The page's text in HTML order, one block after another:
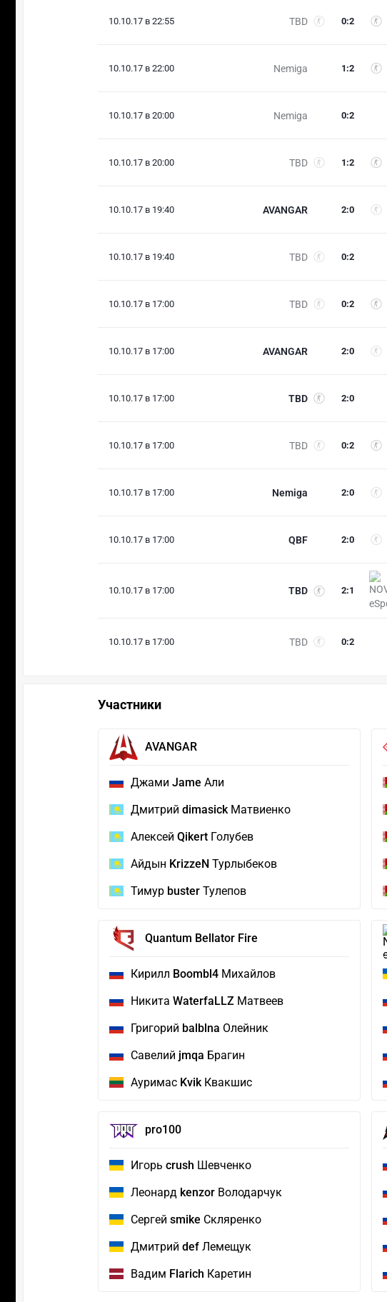
10.10.17 в 22:55 TBD 0:2
10.10.17 в 22:00 Nemiga 1 :2
10.10.17 в 20:00 Nemiga 0:2
10.10.17 в 20:00 TBD 1 :2
10.10.17 в 19:40 AVANGAR 2:0
10.10.17 в 19:40 TBD 0:2
10.10.17 в 17:00 TBD 0:2
10.10.17 в 17:00 AVANGAR 2:0
10.10.17 в 17:00 TBD 2:0
10.10.17 в 17:00 TBD 0:2
10.10.17 в 17:00 Nemiga 2:0
10.10.17 в 17:00 QBF 2:0
10.10.17 в 17:00 TBD 2:1
10.10.17 в 17:00 TBD 0:2
Участники
AVANGAR
Джами Jame Али
Дмитрий dimasickМатвиенко
Алексей Qikert Голубев
Айдын KrizzeN Турлыбеков
Тимур buster Тулепов
Quantum Bellator Fire
Кирилл Boombl4 Михайлов
Никита WaterfaLLZ Матвеев
Григорий balblna Олейник
Савелий jmqa Брагин
Ауримас KvikКвакшис
pro100
Игорь crush Шевченко
Леонард kenzor Володарчук
Сергей smike Скляренко
Дмитрий def Лемещук
Вадим Flarich Каретин